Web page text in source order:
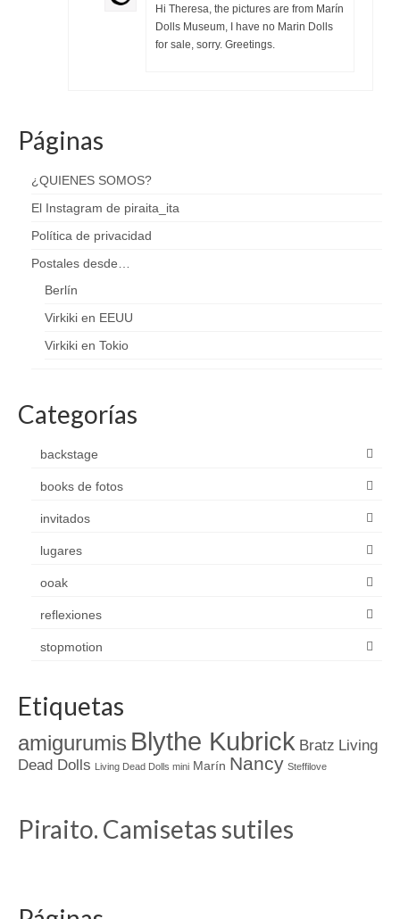
Hi Theresa, the pictures are from Marín
Dolls Museum, I have no Marin Dolls
for sale, sorry. Greetings.
Páginas
¿QUIENES SOMOS?
El Instagram de piraita_ita
Política de privacidad
Postales desde…
Berlín
Virkiki en EEUU
Virkiki en Tokio
Categorías
backstage
books de fotos
invitados
lugares
ooak
reflexiones
stopmotion
Etiquetas
amigurumis Blythe Kubrick Bratz Living
Dead Dolls
Living Dead Dolls mini Marín Nancy Steffilove
Piraito. Camisetas sutiles